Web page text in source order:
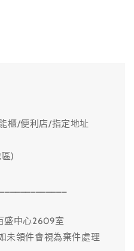
櫃/便利店/指定地址
)
盛中心2609室
未領件會視為棄件處理